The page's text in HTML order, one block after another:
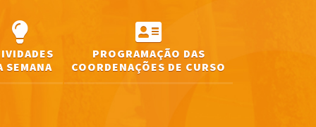
SEMANA
PROGRAMAÇÃO DAS
COORDENAÇÕES DE CURSO